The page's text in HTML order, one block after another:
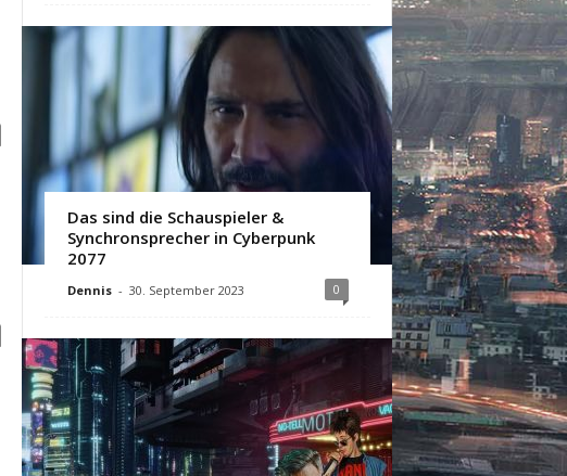
Das sind die Schauspieler &
Synchronsprecher in Cyberpunk
2077
Dennis - 30. September 2023 0